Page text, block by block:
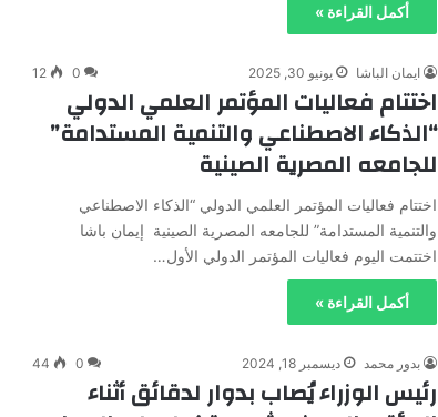
أكمل القراءة »
ايمان الباشا يونيو 30, 2025 0
12
اختتام فعاليات المؤتمر العلمي الدولي
“الذكاء الاصطناعي والتنمية المستدامة”
للجامعه المصرية الصينية
اختتام فعاليات المؤتمر العلمي الدولي “الذكاء الاصطناعي
والتنمية المستدامة” للجامعه المصرية الصينية إيمان باشا
اختتمت اليوم فعاليات المؤتمر الدولي الأول…
أكمل القراءة »
بدور محمد ديسمبر 18, 2024 0
44
رئيس الوزراء يُصاب بدوار لدقائق أثناء